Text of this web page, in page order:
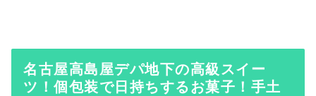
名古屋高島屋デパ地下の高級スイー
ツ！個包装で日持ちするお菓子！手土